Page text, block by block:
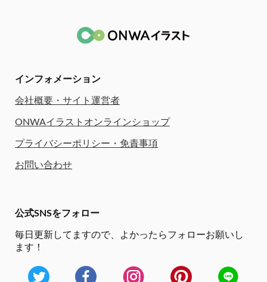
インフォメーション
会社概要・サイト運営者
ONWAイラストオンラインショップ
プライバシーポリシー・免責事項
お問い合わせ
公式SNSをフォロー
毎日更新してますので、
よかったらフォローお願いし
ます！